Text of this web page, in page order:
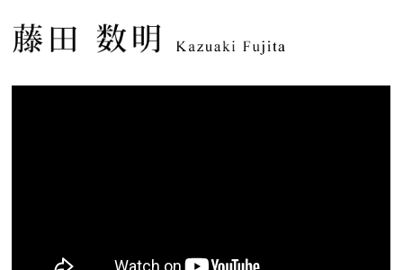
家づくりの知識
企業情報